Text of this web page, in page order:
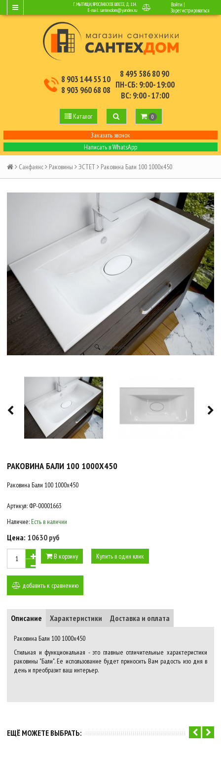
Г. МЫТИЩИ, ЯРОСЛАВСКОЕ ШОССЕ, Д.114.
E-mail:santexdom@yandex.ru
Войти |
Зарегистрироваться
8 903 144 55 10
8 903 960 68 08
8 495 586 80 90
ПН-СБ: 9:00- 19:00
ВС: 9:00 - 17:00
Каталог 0
Заказать звонок
Написать в WhatsApp
Санфаянс Раковины ЭСТЕТ Раковина Бали 100 1000х450
Увеличить
РАКОВИНА БАЛИ 100 1000Х450
Раковина Бали 100 1000х450
Артикул: ФР-00001663
Наличие: Есть в наличии
Цена: 10630 руб
В корзину Купить в один клик
добавить к сравнению
Описание Характеристики Доставка и оплата
Раковина Бали 100 1000х450
Стильная и функциональная - это главные отличительные характеристики
раковины "Бали". Ее использование будет приносить Вам радость изо дня в
день и преобразит ваш интерьер.
ЕЩЁ МОЖЕТЕ ВЫБРАТЬ: